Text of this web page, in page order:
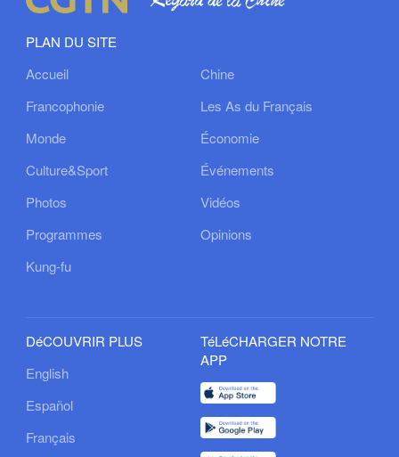
PLAN DU SITE
Accueil
Chine
Francophonie
Les As du Français
Monde
Économie
Culture&Sport
Événements
Photos
Vidéos
Programmes
Opinions
Kung-fu
DéCOUVRIR PLUS
English
Español
Français
TéLéCHARGER NOTRE
APP